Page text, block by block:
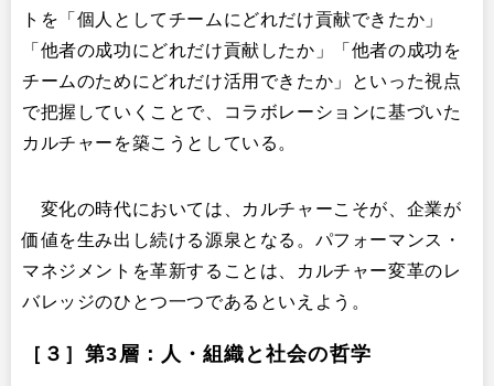
トを「個人としてチームにどれだけ貢献できたか」
「他者の成功にどれだけ貢献したか」「他者の成功を
チームのためにどれだけ活用できたか」といった視点
で把握していくことで、コラボレーションに基づいた
カルチャーを築こうとしている。
変化の時代においては、カルチャーこそが、企業が
価値を生み出し続ける源泉となる。パフォーマンス・
マネジメントを革新することは、カルチャー変革のレ
バレッジのひとつ一つであるといえよう。
［３］第3層：人・組織と社会の哲学